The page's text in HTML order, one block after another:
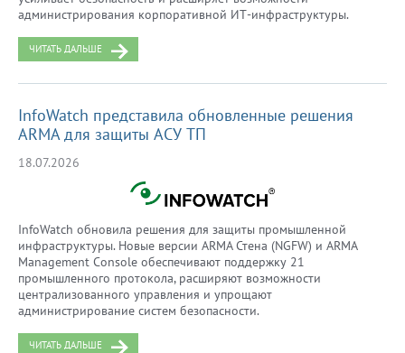
администрирования корпоративной ИТ-инфраструктуры.
ЧИТАТЬ ДАЛЬШЕ
InfoWatch представила обновленные решения
ARMA для защиты АСУ ТП
18.07.2026
InfoWatch обновила решения для защиты промышленной
инфраструктуры. Новые версии ARMA Стена (NGFW) и ARMA
Management Console обеспечивают поддержку 21
промышленного протокола, расширяют возможности
централизованного управления и упрощают
администрирование систем безопасности.
ЧИТАТЬ ДАЛЬШЕ